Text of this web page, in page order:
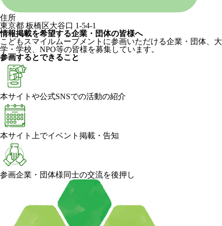
住所
東京都 板橋区大谷口 1-54-1
情報掲載を希望する企業・団体の皆様へ
こどもスマイルムーブメントに参画いただける企業・団体、大
学・学校、NPO等の皆様を募集しています。
参画するとできること
本サイトや公式SNSでの活動の紹介
本サイト上でイベント掲載・告知
参画企業・団体様同士の交流を後押し